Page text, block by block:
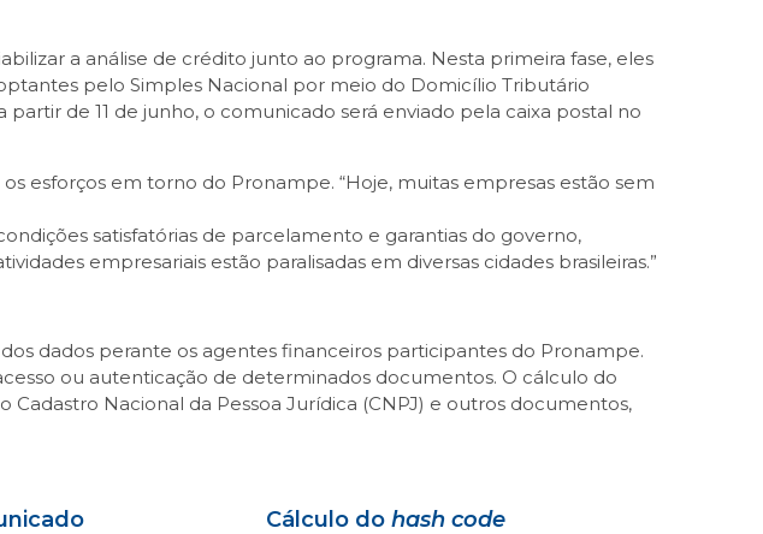
a análise de crédito junto ao programa. Nesta primeira fase, eles
pelo Simples Nacional por meio do Domicílio Tributário
de 11 de junho, o comunicado será enviado pela caixa postal no
esforços em torno do Pronampe. “Hoje, muitas empresas estão sem
satisfatórias de parcelamento e garantias do governo,
empresariais estão paralisadas em diversas cidades brasileiras.”
dados perante os agentes financeiros participantes do Pronampe.
ou autenticação de determinados documentos. O cálculo do
Nacional da Pessoa Jurídica (CNPJ) e outros documentos,
Cálculo do hash code